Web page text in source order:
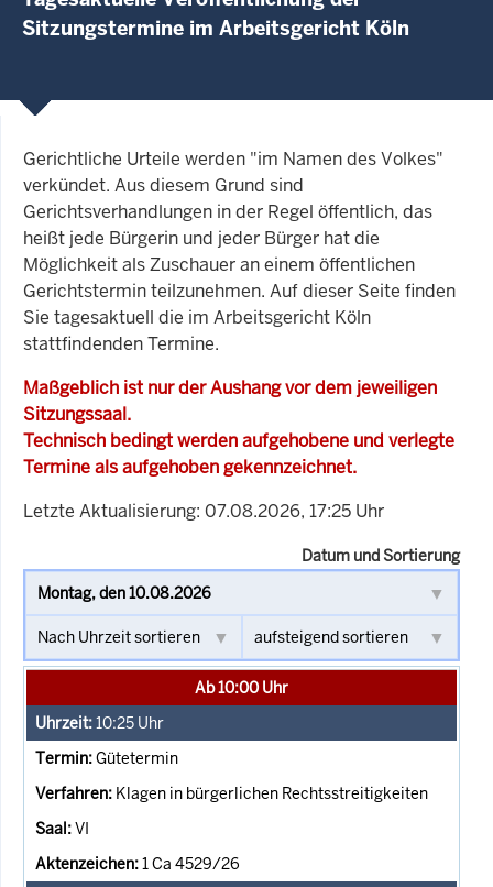
Sitzungstermine im Arbeitsgericht Köln
Gerichtliche Urteile werden "im Namen des Volkes"
verkündet. Aus diesem Grund sind
Gerichtsverhandlungen in der Regel öffentlich, das
heißt jede Bürgerin und jeder Bürger hat die
Möglichkeit als Zuschauer an einem öffentlichen
Gerichtstermin teilzunehmen. Auf dieser Seite finden
Sie tagesaktuell die im Arbeitsgericht Köln
stattfindenden Termine.
Maßgeblich ist nur der Aushang vor dem jeweiligen
Sitzungssaal.
Technisch bedingt werden aufgehobene und verlegte
Termine als aufgehoben gekennzeichnet.
Letzte Aktualisierung: 07.08.2026, 17:25 Uhr
Datum und Sortierung
Ab 10:00 Uhr
10:25 Uhr
Gütetermin
Klagen in bürgerlichen Rechtsstreitigkeiten
VI
1 Ca 4529/26